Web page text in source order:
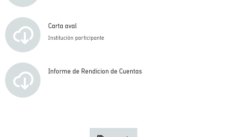
Carta aval
Institución participante
Informe de Rendicion de Cuentas